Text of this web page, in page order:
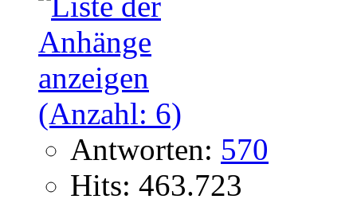
Antworten: 570
Hits: 463.723